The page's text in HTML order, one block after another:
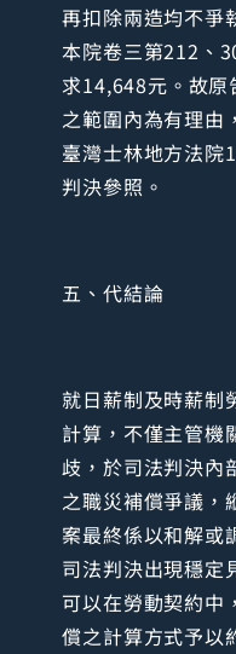
再扣除兩造均不爭
本院卷三第212、
求14,648元。故
之範圍內為有理由
臺灣士林地方法院
判決參照。
五、代結論
就日薪制及時薪制
計算，不僅主管機
歧，於司法判決內
之職災補償爭議，
案最終係以和解或
司法判決出現穩定
可以在勞動契約中
償之計算方式予以